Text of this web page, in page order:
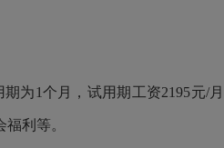
期为1个月，试用期工资2195元/
利等。